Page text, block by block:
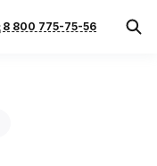
8 800 775-75-56